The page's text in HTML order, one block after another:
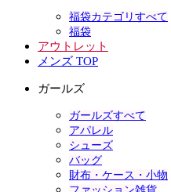
福袋カテゴリすべて
福袋
アウトレット
メンズ TOP
ガールズ
ガールズすべて
アパレル
シューズ
バッグ
財布・ケース・小物